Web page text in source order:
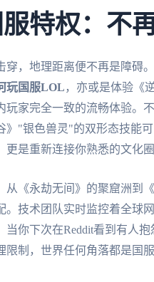
特权：不
穿，地理距离便不再是障碍
玩国服LOL ，亦或是体验《
玩家完全一致的流畅体验。
》"银色兽灵"的双形态技能
更是重新连接你熟悉的文化圈
从《永劫无间》的聚窟洲到
。技术团队实时监控着全球
当你下次在Reddit看到有人
限制，世界任何角落都是国服